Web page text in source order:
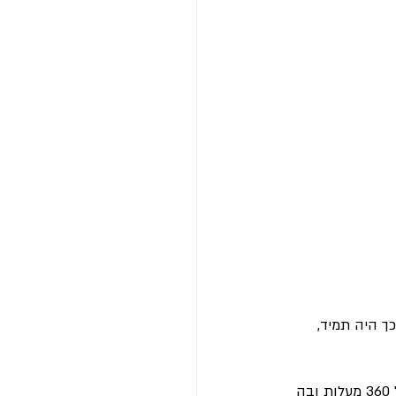
היה תמיד,
רגע לפני שיוצאים למסע אנחנו מזמינים אתכם לפגישת ייעוץ מקיפה בה תוכלו לקבל תמונה של 360 מעלות ובה